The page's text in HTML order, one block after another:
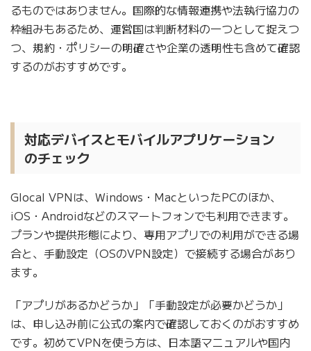
るものではありません。国際的な情報連携や法執行協力の
枠組みもあるため、運営国は判断材料の一つとして捉えつ
つ、規約・ポリシーの明確さや企業の透明性も含めて確認
するのがおすすめです。
対応デバイスとモバイルアプリケーション
のチェック
Glocal VPNは、Windows・MacといったPCのほか、
iOS・Androidなどのスマートフォンでも利用できます。
プランや提供形態により、専用アプリでの利用ができる場
合と、手動設定（OSのVPN設定）で接続する場合があり
ます。
「アプリがあるかどうか」「手動設定が必要かどうか」
は、申し込み前に公式の案内で確認しておくのがおすすめ
です。初めてVPNを使う方は、日本語マニュアルや国内